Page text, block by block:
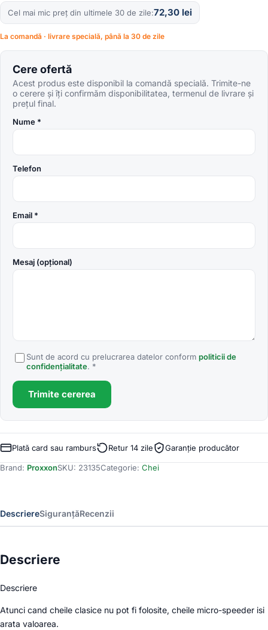
Cel mai mic preț din ultimele 30 de zile 72,30 lei
La comandă · livrare specială, până la 30 de zile
Cere ofertă
Acest produs este disponibil la comandă specială. Trimite-ne
o cerere și îți confirmăm disponibilitatea, termenul de livrare și
prețul final.
Nume *
Telefon
Email *
Mesaj (opțional)
Sunt de acord cu prelucrarea datelor conform politicii de
confidențialitate. *
Trimite cererea
Plată card sau ramburs Retur 14 zile Garanție producător
Brand: ProxxonSKU: 23135Categorie: Chei
DescriereSiguranțăRecenzii
Descriere
Descriere
Atunci cand cheile clasice nu pot fi folosite, cheile micro-speeder isi
arata valoarea.